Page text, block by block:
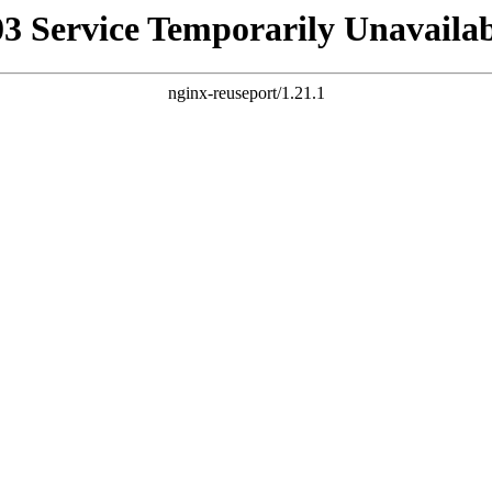
Service Temporarily
nginx-reuseport/1.21.1